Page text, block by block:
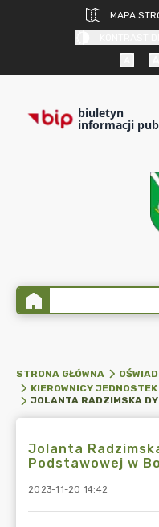
MAPA
biuletyn
informacji
STRONA GŁÓWNA
KIEROWNICY JEDNOSTEK
Jolanta
Podstawowej w
2023-11-20 14:42